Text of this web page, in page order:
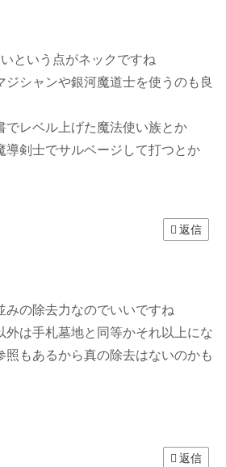
という点がネックですね
ジシャンや銀河魔道士を使うのも良
でレベル上げた魔法使い族とか
導剣士でサルベージして打つとか
返信
みの除去力なのでいいですね
外は手札墓地と同等かそれ以上にな
照もあるから真の除去はないのかも
返信